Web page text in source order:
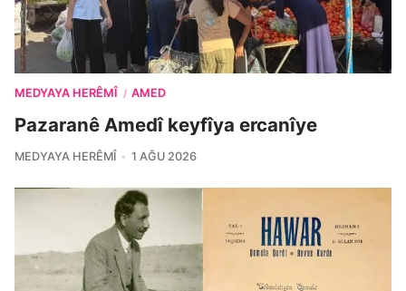
MEDYAYA HERÊMÎ / AMED
Pazaranê Amedî keyfîya ercanîye
MEDYAYA HERÊMÎ 1 AĞU 2026